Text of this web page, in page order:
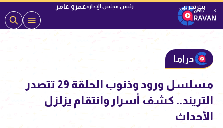
رئيس مجلس الإدارةعمرو عامر
دراما
مسلسل ورود وذنوب الحلقة 29 تتصدر
التريند.. كشف أسرار وانتقام يزلزل
الأحداث